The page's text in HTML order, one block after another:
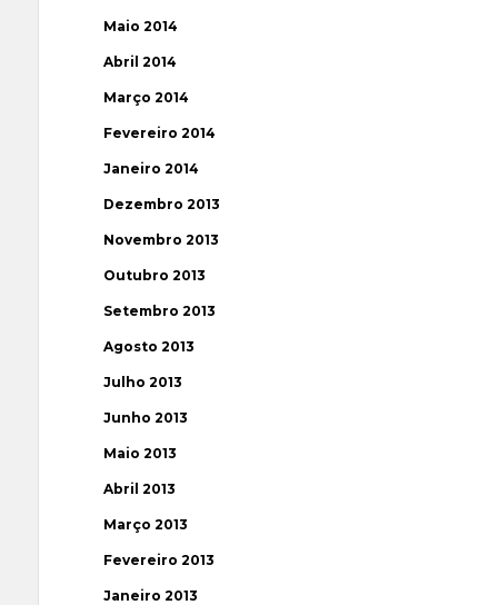
Maio 2014
Abril 2014
Março 2014
Fevereiro 2014
Janeiro 2014
Dezembro 2013
Novembro 2013
Outubro 2013
Setembro 2013
Agosto 2013
Julho 2013
Junho 2013
Maio 2013
Abril 2013
Março 2013
Fevereiro 2013
Janeiro 2013